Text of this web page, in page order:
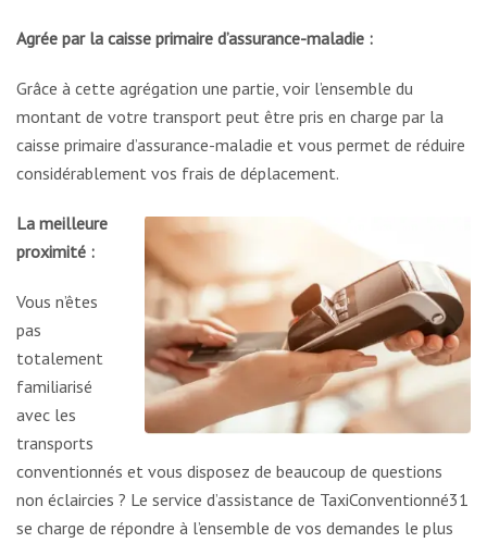
Agrée par la caisse primaire d’assurance-maladie :
Grâce à cette agrégation une partie, voir l’ensemble du
montant de votre transport peut être pris en charge par la
caisse primaire d’assurance-maladie et vous permet de réduire
considérablement vos frais de déplacement.
La meilleure
proximité :
Vous n’êtes
pas
totalement
familiarisé
avec les
transports
conventionnés et vous disposez de beaucoup de questions
non éclaircies ? Le service d’assistance de TaxiConventionné31
se charge de répondre à l’ensemble de vos demandes le plus